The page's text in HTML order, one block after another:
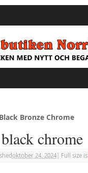
Bronze Chrome
chrome
oktober 24, 2024| Full size is